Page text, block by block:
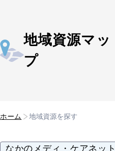
地域資源マッ
プ
ホーム 地域資源を探す
なかのメディ・ケアネット